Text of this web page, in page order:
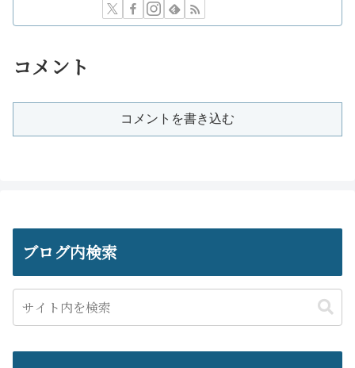
コメント
コメントを書き込む
ブログ内検索